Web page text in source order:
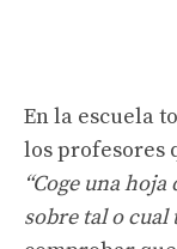
En la escuela
los profesores
“Coge una
sobre tal o cual